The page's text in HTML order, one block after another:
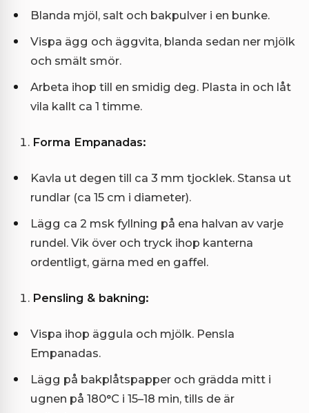
Blanda mjöl, salt och bakpulver i en bunke.
Vispa ägg och äggvita, blanda sedan ner mjölk
och smält smör.
Arbeta ihop till en smidig deg. Plasta in och låt
vila kallt ca 1 timme.
Forma Empanadas:
Kavla ut degen till ca 3 mm tjocklek. Stansa ut
rundlar (ca 15 cm i diameter).
Lägg ca 2 msk fyllning på ena halvan av varje
rundel. Vik över och tryck ihop kanterna
ordentligt, gärna med en gaffel.
Pensling & bakning:
Vispa ihop äggula och mjölk. Pensla
Empanadas.
Lägg på bakplåtspapper och grädda mitt i
ugnen på 180°C i 15–18 min, tills de är